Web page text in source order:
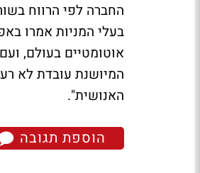
החברה לפי הרווח
בעלי המניות אמרו
המיושנת עובדת לא
האנושית".
הוספת תגובה